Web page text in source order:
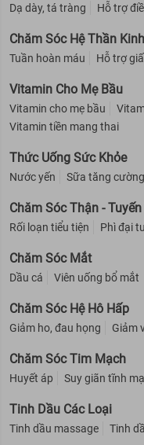
Dạ dày, tá tràng
Hỗ trợ
Chăm Sóc Hệ Thần Kinh
Tuần hoàn máu Hỗ trợ
Vitamin Cho Mẹ Bầu
Vitamin cho mẹ bầu
Vitamin tiền mang thai
Thức Uống Sức Khỏe
Nước yến Sữa tăng
Chăm Sóc Thận -
Rối loạn tiểu tiện Phì đại
Chăm Sóc Mắt
Dầu cá Viên uống bổ mắt
Chăm Sóc Hệ Hô Hấp
Giảm ho, đau họng Giảm
Chăm Sóc Tim Mạch
Huyết áp Suy giãn tĩnh
Tinh Dầu Các Loại
Tinh dầu massage Tinh